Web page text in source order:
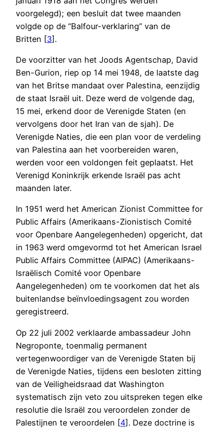
voorgelegd); een besluit dat twee maanden
volgde op de “Balfour-verklaring” van de
Britten [3].
De voorzitter van het Joods Agentschap, David
Ben-Gurion, riep op 14 mei 1948, de laatste dag
van het Britse mandaat over Palestina, eenzijdig
de staat Israël uit. Deze werd de volgende dag,
15 mei, erkend door de Verenigde Staten (en
vervolgens door het Iran van de sjah). De
Verenigde Naties, die een plan voor de verdeling
van Palestina aan het voorbereiden waren,
werden voor een voldongen feit geplaatst. Het
Verenigd Koninkrijk erkende Israël pas acht
maanden later.
In 1951 werd het American Zionist Committee for
Public Affairs (Amerikaans-Zionistisch Comité
voor Openbare Aangelegenheden) opgericht, dat
in 1963 werd omgevormd tot het American Israel
Public Affairs Committee (AIPAC) (Amerikaans-
Israëlisch Comité voor Openbare
Aangelegenheden) om te voorkomen dat het als
buitenlandse beïnvloedingsagent zou worden
geregistreerd.
Op 22 juli 2002 verklaarde ambassadeur John
Negroponte, toenmalig permanent
vertegenwoordiger van de Verenigde Staten bij
de Verenigde Naties, tijdens een besloten zitting
van de Veiligheidsraad dat Washington
systematisch zijn veto zou uitspreken tegen elke
resolutie die Israël zou veroordelen zonder de
Palestijnen te veroordelen [4]. Deze doctrine is